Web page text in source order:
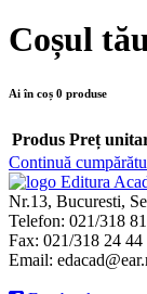
Coșul
Ai în coș 0 produse
Produs Preț
Continuă
Editura
Nr.13, Bucuresti,
Telefon: 021/318
Fax: 021/318 24 44
Email: